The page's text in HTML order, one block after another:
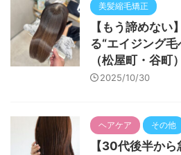
美髪縮毛矯正
【もう諦めない
る“エイジング
（松屋町・谷
2025/10/30
ヘアケア その他
【30代後半か